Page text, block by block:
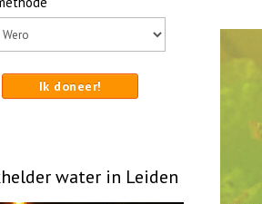
Ik doneer!
water in Leiden